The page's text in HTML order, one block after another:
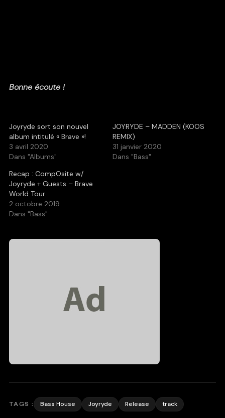
Bonne écoute !
Joyryde sort son nouvel
album intitulé « Brave »!
3 avril 2020
Dans "Albums"
JOYRYDE – MADDEN (KOOS
REMIX)
31 janvier 2020
Dans "Bass"
Recap : CompOsite w/
Joyryde + Guests – Brave
World Tour
2 octobre 2019
Dans "Bass"
TAGS : Bass House Joyryde Release track